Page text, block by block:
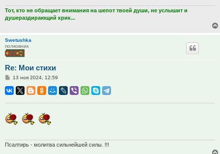
Тот, кто не обращает внимания на шепот твоей души, не услышит и
душераздирающий крик...
Swetushka
полковник
Re: Мои стихи
Сообщение
13 ноя 2024, 12:59
Псалтирь - молитва сильнейшей силы. !!!